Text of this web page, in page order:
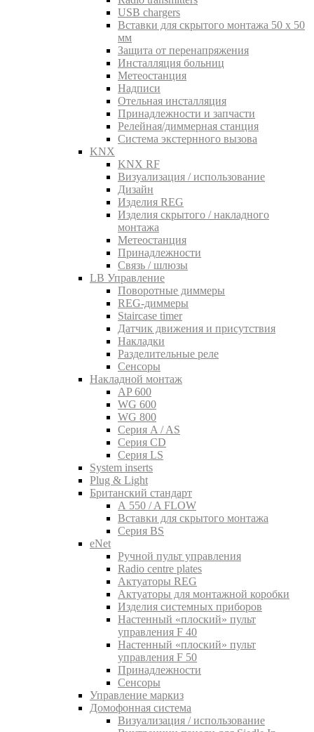
USB chargers
Вставки для скрытого монтажа 50 x 50
мм
Защита от перенапряжения
Инсталляция больниц
Метеостанция
Надписи
Отельная инсталляция
Принадлежности и запчасти
Релейная/диммерная станция
Система экстернного вызова
KNX
KNX RF
Визуализация / использование
Дизайн
Изделия REG
Изделия скрытого / накладного
монтажа
Метеостанция
Принадлежности
Связь / шлюзы
LB Управление
Поворотные диммеры
REG-диммеры
Staircase timer
Датчик движения и присутствия
Накладки
Разделительные реле
Сенсоры
Накладной монтаж
AP 600
WG 600
WG 800
Серия A / AS
Серия CD
Серия LS
System inserts
Plug & Light
Британский стандарт
A 550 / A FLOW
Вставки для скрытого монтажа
Серия BS
eNet
Pучной пульт управления
Radio centre plates
Актуаторы REG
Актуаторы для монтажной коробки
Изделия системных приборов
Настенный «плоский» пульт
управления F 40
Настенный «плоский» пульт
управления F 50
Принадлежности
Сенсоры
Управление маркиз
Домофонная система
Визуализация / использование